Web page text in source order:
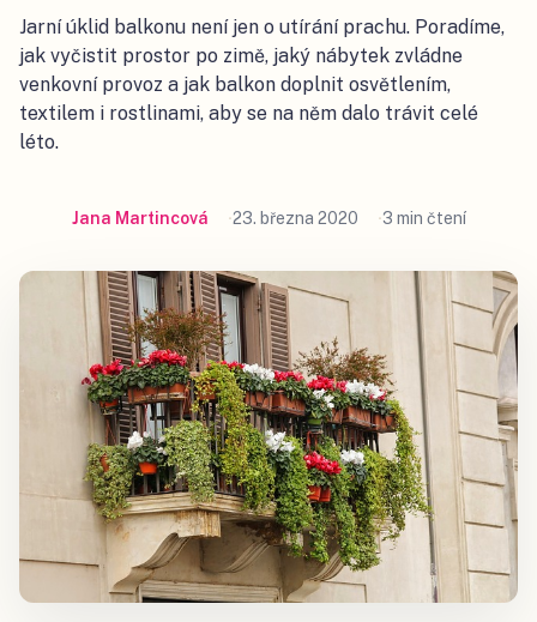
Jarní úklid balkonu není jen o utírání prachu. Poradíme,
jak vyčistit prostor po zimě, jaký nábytek zvládne
venkovní provoz a jak balkon doplnit osvětlením,
textilem i rostlinami, aby se na něm dalo trávit celé
léto.
Jana Martincová 23. března 2020 3 min čtení